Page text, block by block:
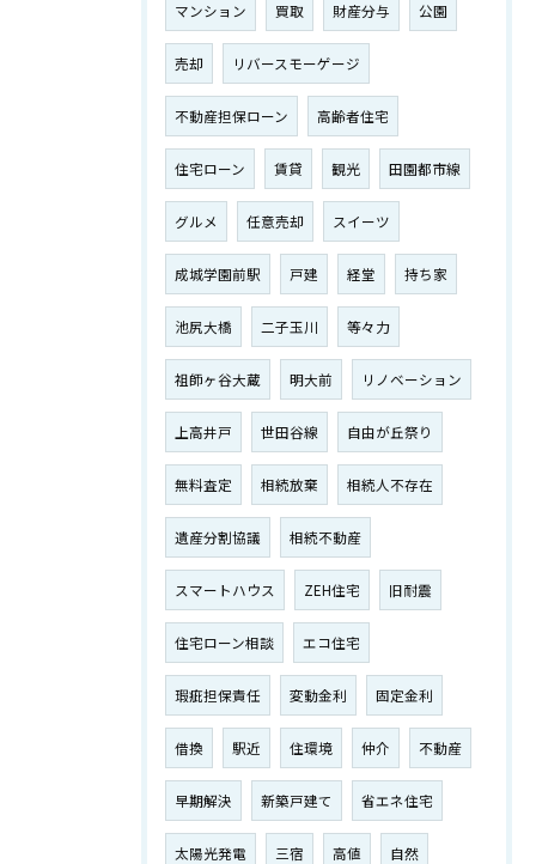
マンション 買取 財産分与 公園
売却 リバースモーゲージ
不動産担保ローン 高齢者住宅
住宅ローン 賃貸 観光 田園都市線
グルメ 任意売却 スイーツ
成城学園前駅 戸建 経堂 持ち家
池尻大橋 二子玉川 等々力
祖師ヶ谷大蔵 明大前 リノベーション
上高井戸 世田谷線 自由が丘祭り
無料査定 相続放棄 相続人不存在
遺産分割協議 相続不動産
スマートハウス ZEH住宅 旧耐震
住宅ローン相談 エコ住宅
瑕疵担保責任 変動金利 固定金利
借換 駅近 住環境 仲介 不動産
早期解決 新築戸建て 省エネ住宅
太陽光発電 三宿 高値 自然